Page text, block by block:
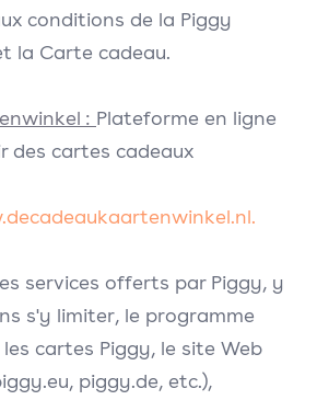
conditions de la Piggy
la Carte cadeau.
: Plateforme en ligne
des cartes cadeaux
services offerts par Piggy, y
s'y limiter, le programme
cartes Piggy, le site Web
piggy.de, etc.),